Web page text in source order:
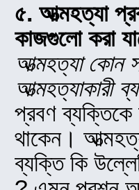
৫. আত্মহত্যা
কাজগুলো করা
আত্মহত্যা কোন
আত্মহত্যাকারী
প্রবণ
থাকেন।
ব্যক্তি কি